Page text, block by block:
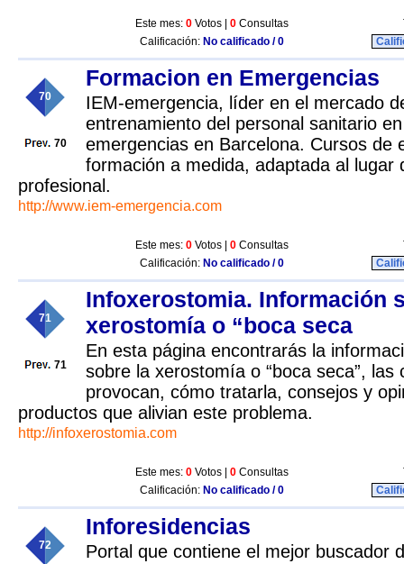
Este mes: 0 Votos | 0 Consultas
Calificación: No calificado / 0
70
70
Formacion en Emergencias
IEM-emergencia, líder en el mercado
entrenamiento del personal sanitario
emergencias en Barcelona. Cursos de
formación a medida, adaptada al lugar
profesional.
http://www.iem-emergencia.com
Este mes: 0 Votos | 0 Consultas
Calificación: No calificado / 0
71
71
Infoxerostomia. Información
xerostomía o “boca seca
En esta página encontrarás la
sobre la xerostomía o “boca seca”, las
provocan, cómo tratarla, consejos y
productos que alivian este problema.
http://infoxerostomia.com
Este mes: 0 Votos | 0 Consultas
Calificación: No calificado / 0
72
Inforesidencias
Portal que contiene el mejor buscador